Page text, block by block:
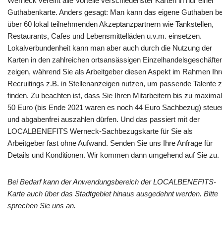
Guthabenkarte. Anders gesagt: Man kann das eigene Guthaben
über 60 lokal teilnehmenden Akzeptanzpartnern wie Tankstellen,
Restaurants, Cafes und Lebensmittelläden u.v.m. einsetzen.
Lokalverbundenheit kann man aber auch durch die Nutzung der
Karten in den zahlreichen ortsansässigen
zeigen, während Sie als Arbeitgeber diesen Aspekt im Rahmen
Recruitings z.B. in Stellenanzeigen nutzen, um passende Talente
finden. Zu beachten ist, dass Sie Ihren Mitarbeitern bis zu maximal
50 Euro (bis Ende 2021 waren es noch 44 Euro Sachbezug)
und abgabenfrei auszahlen dürfen. Und das passiert mit der
LOCALBENEFITS Werneck-Sachbezugskarte für Sie als
Arbeitgeber fast ohne Aufwand. Senden Sie uns Ihre Anfrage für
Details und Konditionen. Wir kommen dann umgehend auf Sie zu.
Bei Bedarf kann der Anwendungsbereich der LOCALBENEFITS-
Karte auch über das Stadtgebiet hinaus ausgedehnt werden. Bitte
sprechen Sie uns an.